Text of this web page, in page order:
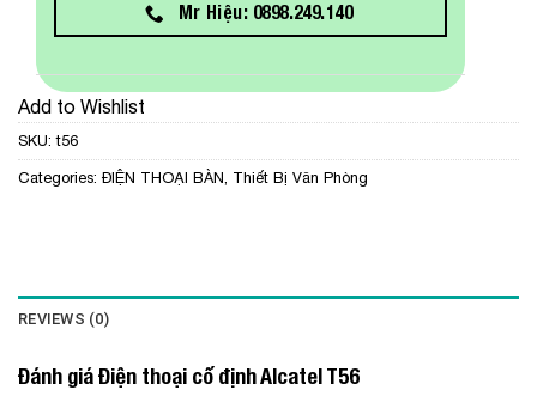
Mr Hiệu: 0898.249.140
Add to Wishlist
SKU:t56
Categories: ĐIỆN THOẠI BÀN Thiết Bị Văn Phòng
REVIEWS (0)
Đánh giá Điện thoại cố định Alcatel T56